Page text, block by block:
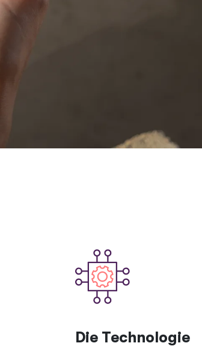
Die Technologie